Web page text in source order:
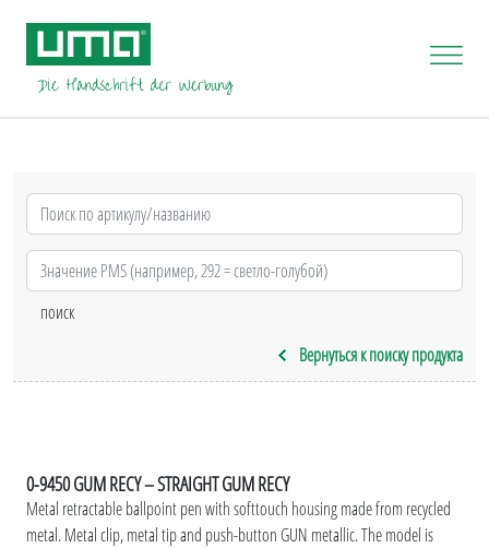
Вернуться к поиску продукта
0-9450 GUM RECY – STRAIGHT GUM RECY
Metal retractable ballpoint pen with softtouch housing made from recycled
metal. Metal clip, metal tip and push-button GUN metallic. The model is